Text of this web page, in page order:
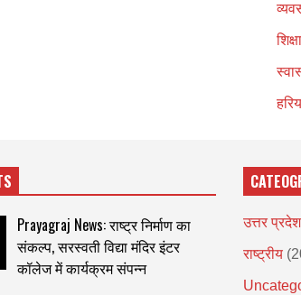
शिक्षा
Prayagraj News: राष्ट्र निर्माण का
संकल्प, सरस्वती विद्या मंदिर इंटर
कॉलेज में कार्यक्रम संपन्न
उत्तर प्रदेश
राष्ट्रीय